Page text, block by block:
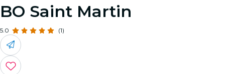
BO Saint Martin
5.0 (1)